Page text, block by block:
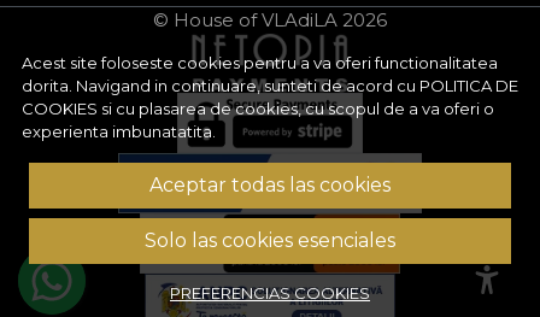
Acest site foloseste cookies pentru a va oferi functionalitatea
dorita. Navigand in continuare, sunteti de acord cu POLITICA DE
COOKIES si cu plasarea de cookies, cu scopul de a va oferi o
experienta imbunatatita.
Aceptar todas las cookies
Solo las cookies esenciales
PREFERENCIAS COOKIES
© House of VLAdiLA 2026